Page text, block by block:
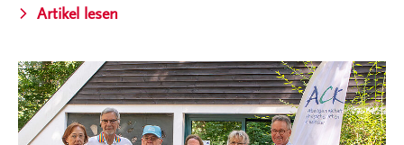
Artikel lesen